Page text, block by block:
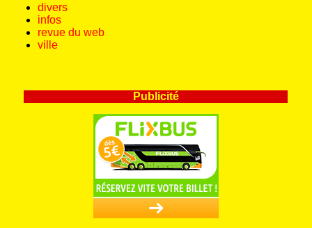
divers
infos
revue du web
ville